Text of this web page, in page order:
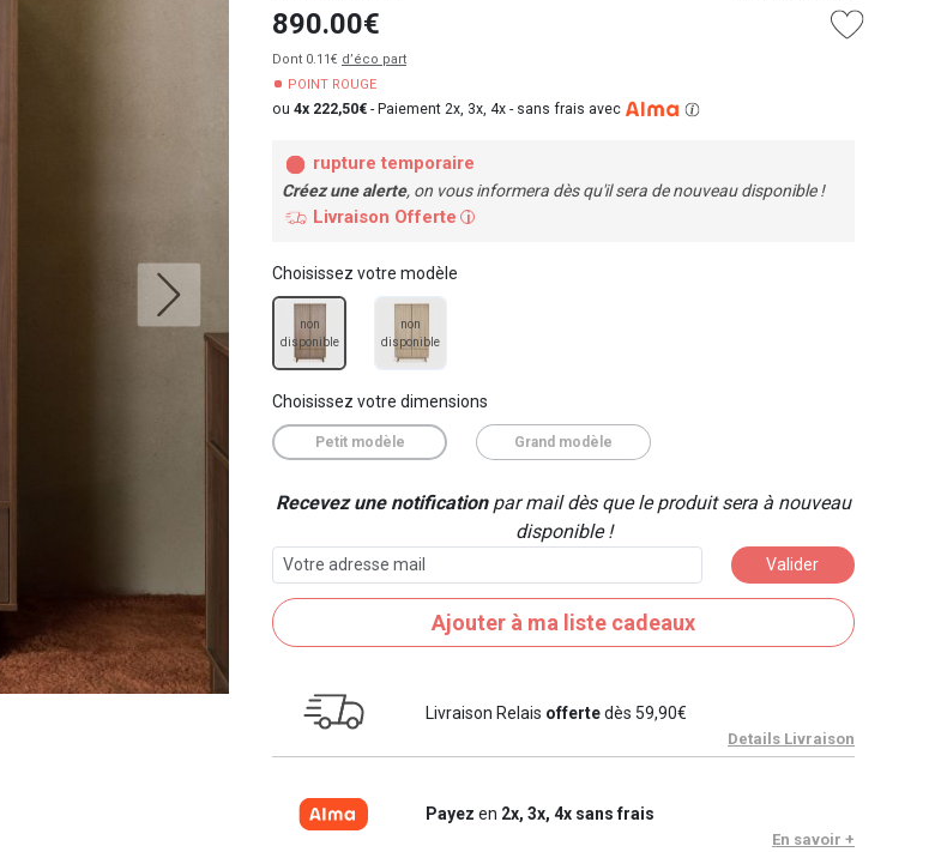
890.00€
Dont 0.11€ d’éco part
POINT ROUGE
ou 4x 222,50€ - Paiement 2x, 3x, 4x -sans frais avec
rupture temporaire
Créez une alerte, on vous informera dès qu'il sera de nouveau disponible !
Livraison Offerte i
Choisissez votre modèle
non
disponible
non
disponible
Choisissez votre dimensions
Petit modèle Grand modèle
Recevez une notificationpar mail dès que le produit sera à nouveau
disponible !
Valider
Ajouter à ma liste cadeaux
Livraison Relais offertedès 59,90€
Details Livraison
Payez en 2x, 3x, 4x sans frais
En savoir +